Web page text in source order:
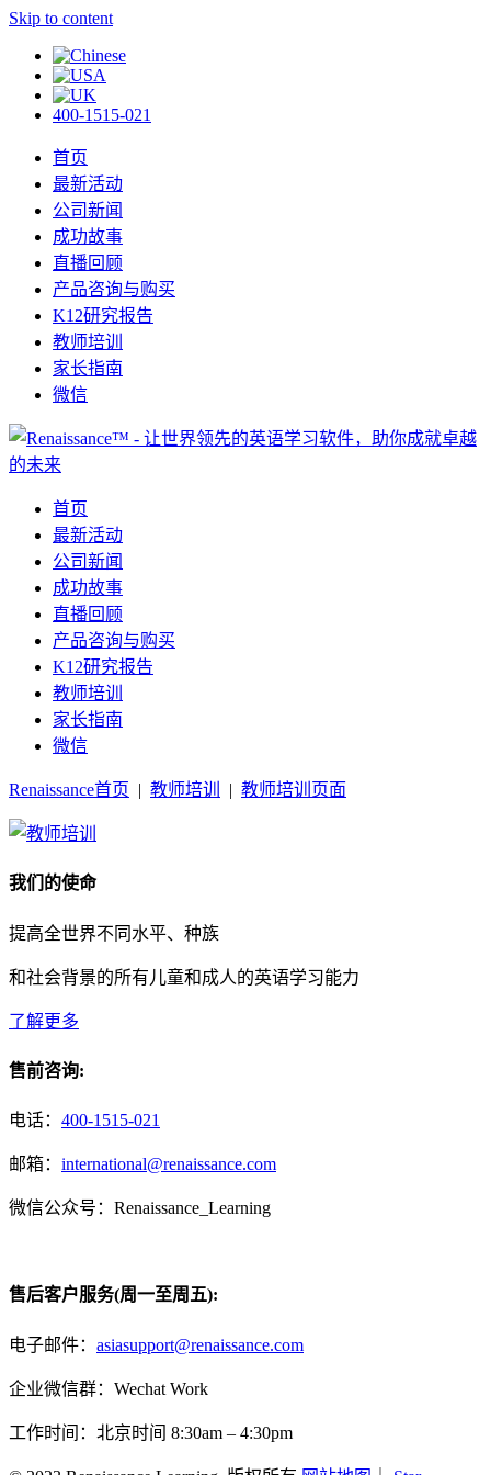
Skip to content
400-1515-021
首页
最新活动
公司新闻
成功故事
直播回顾
产品咨询与购买
K12研究报告
教师培训
家长指南
微信
首页
最新活动
公司新闻
成功故事
直播回顾
产品咨询与购买
K12研究报告
教师培训
家长指南
微信
Renaissance首页 | 教师培训 | 教师培训页面
我们的使命
提高全世界不同水平、种族
和社会背景的所有儿童和成人的英语学习能力
了解更多
售前咨询:
电话： 400-1515-021
邮箱： international@renaissance.com
微信公众号：Renaissance_Learning
售后客户服务(周一至周五):
电子邮件： asiasupport@renaissance.com
企业微信群：Wechat Work
工作时间：北京时间 8:30am – 4:30pm